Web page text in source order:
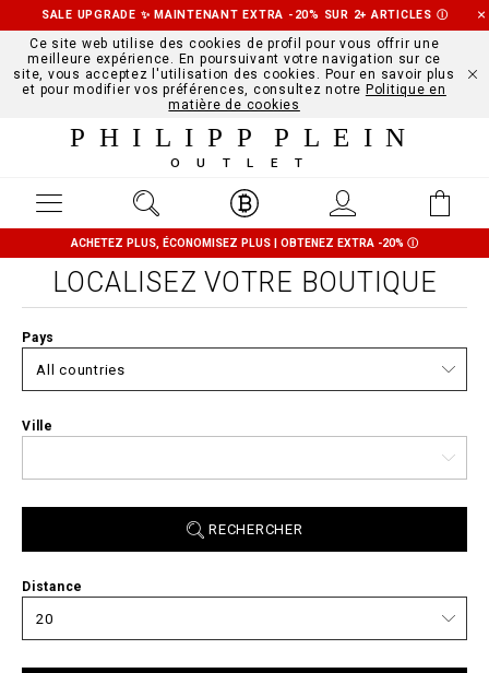
SALE UPGRADE ✨ MAINTENANT EXTRA -20% SUR 2+ ARTICLES Ⓘ
Ce site web utilise des cookies de profil pour vous offrir une
meilleure expérience. En poursuivant votre navigation sur ce
site, vous acceptez l'utilisation des cookies. Pour en savoir plus
et pour modifier vos préférences, consultez notre Politique en
matière de cookies
PHILIPP PLEIN
OUTLET
ACHETEZ PLUS, ÉCONOMISEZ PLUS | OBTENEZ EXTRA -20% Ⓘ
LOCALISEZ VOTRE BOUTIQUE
Pays
Ville
RECHERCHER
Distance